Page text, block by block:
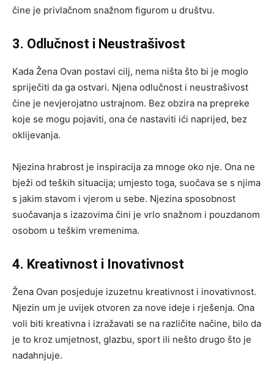
čine je privlačnom snažnom figurom u društvu.
3. Odlučnost i Neustrašivost
Kada Žena Ovan postavi cilj, nema ništa što bi je moglo
spriječiti da ga ostvari. Njena odlučnost i neustrašivost
čine je nevjerojatno ustrajnom. Bez obzira na prepreke
koje se mogu pojaviti, ona će nastaviti ići naprijed, bez
oklijevanja.
Njezina hrabrost je inspiracija za mnoge oko nje. Ona ne
bježi od teških situacija; umjesto toga, suočava se s njima
s jakim stavom i vjerom u sebe. Njezina sposobnost
suočavanja s izazovima čini je vrlo snažnom i pouzdanom
osobom u teškim vremenima.
4. Kreativnost i Inovativnost
Žena Ovan posjeduje izuzetnu kreativnost i inovativnost.
Njezin um je uvijek otvoren za nove ideje i rješenja. Ona
voli biti kreativna i izražavati se na različite načine, bilo da
je to kroz umjetnost, glazbu, sport ili nešto drugo što je
nadahnjuje.